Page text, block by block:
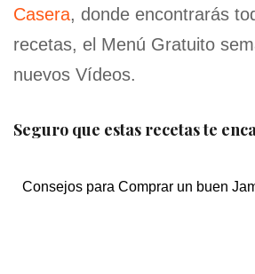
Casera, donde encontrarás
recetas, el Menú Gratuito
nuevos Vídeos.
Seguro que estas recetas te
Consejos para Comprar un buen